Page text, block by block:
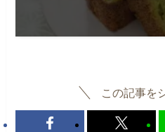
この記事を